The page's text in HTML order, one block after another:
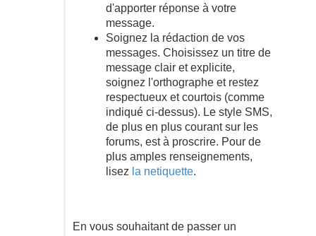
d'apporter réponse à votre
message.
Soignez la rédaction de vos
messages. Choisissez un titre de
message clair et explicite,
soignez l'orthographe et restez
respectueux et courtois (comme
indiqué ci-dessus). Le style SMS,
de plus en plus courant sur les
forums, est à proscrire. Pour de
plus amples renseignements,
lisez la netiquette.
En vous souhaitant de passer un